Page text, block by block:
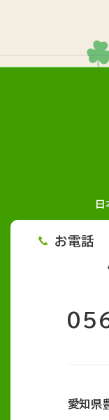
日
お電話
愛知県